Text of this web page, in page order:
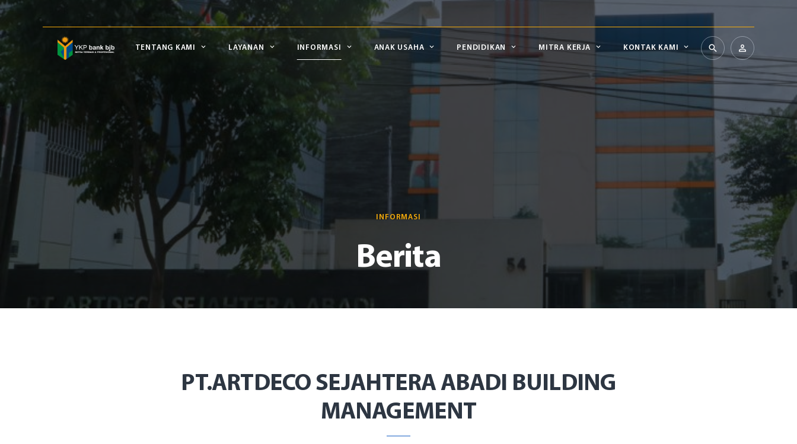
TENTANG KAMI LAYANAN INFORMASI ANAK USAHA PENDIDIKAN MITRA KERJA KONTAK KAMI
INFORMASI
Berita
PT.ARTDECO SEJAHTERA ABADI BUILDING
MANAGEMENT